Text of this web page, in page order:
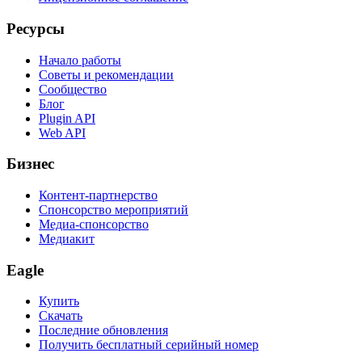
Ресурсы
Начало работы
Советы и рекомендации
Сообщество
Блог
Plugin API
Web API
Бизнес
Контент-партнерство
Спонсорство мероприятий
Медиа-спонсорство
Медиакит
Eagle
Купить
Скачать
Последние обновления
Получить бесплатный серийный номер